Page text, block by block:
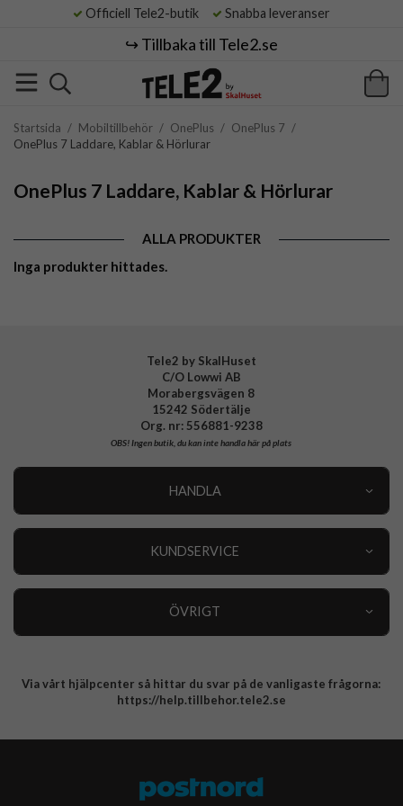
Officiell Tele2-butik Snabba leveranser
↪️ Tillbaka till Tele2.se
Startsida / Mobiltillbehör / OnePlus / OnePlus 7 /
OnePlus 7 Laddare, Kablar & Hörlurar
OnePlus 7 Laddare, Kablar & Hörlurar
ALLA PRODUKTER
Inga produkter hittades.
Tele2 by SkalHuset
C/O Lowwi AB
Morabergsvägen 8
15242 Södertälje
Org. nr: 556881-9238
OBS!Ingen butik, du kan inte handla här på plats
HANDLA
KUNDSERVICE
ÖVRIGT
Integritetspolicy
Via vårt hjälpcenter så hittar du svar på de vanligaste frågorna:
https://help.tillbehor.tele2.se